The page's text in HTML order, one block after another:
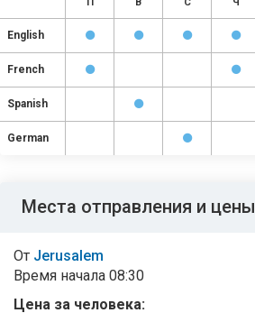
English
French
Spanish
German
Места отправления и цены
От Jerusalem
Время начала 08:30
Цена за человека: